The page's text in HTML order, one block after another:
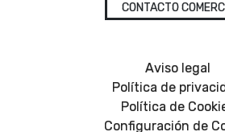
CONTACTO
Aviso legal
Política de
Política de
Configuración de